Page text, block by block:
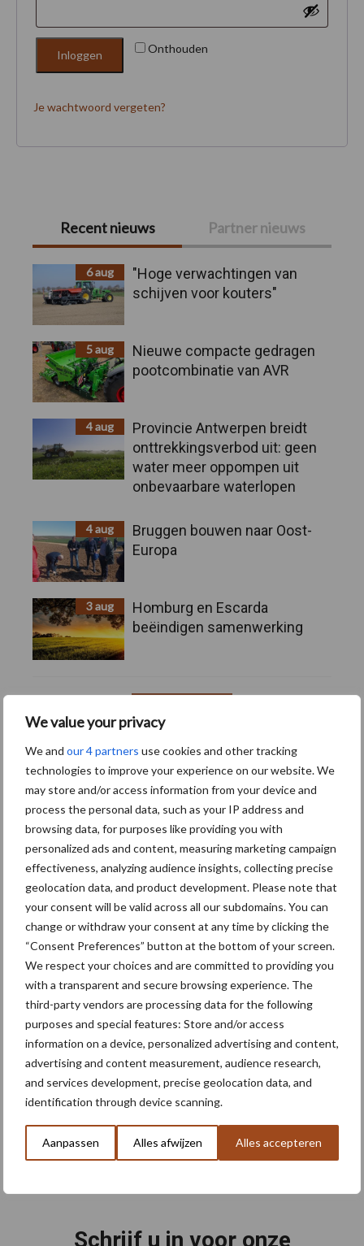
We value your privacy
We and our 4 partners use cookies and other tracking
technologies to improve your experience on our website. We
may store and/or access information from your device and
process the personal data, such as your IP address and
browsing data, for purposes like providing you with
personalized ads and content, measuring marketing campaign
effectiveness, analyzing audience insights, collecting precise
geolocation data, and product development. Please note that
your consent will be valid across all our subdomains. You can
change or withdraw your consent at any time by clicking the
“Consent Preferences” button at the bottom of your screen.
We respect your choices and are committed to providing you
with a transparent and secure browsing experience. The
third-party vendors are processing data for the following
purposes and special features: Store and/or access
information on a device, personalized advertising and content,
advertising and content measurement, audience research,
and services development, precise geolocation data, and
identification through device scanning.
Aanpassen Alles afwijzen Alles accepteren
Onthouden
Inloggen
Je wachtwoord vergeten?
Primaire
Sidebar
Recent nieuws Partner nieuws
6 aug
"Hoge verwachtingen van
schijven voor kouters"
5 aug
Nieuwe compacte gedragen
pootcombinatie van AVR
4 aug
Provincie Antwerpen breidt
onttrekkingsverbod uit: geen
water meer oppompen uit
onbevaarbare waterlopen
4 aug
Bruggen bouwen naar Oost-
Europa
3 aug
Homburg en Escarda
beëindigen samenwerking
Footer Onze brandpartners
Schrijf u in voor onze